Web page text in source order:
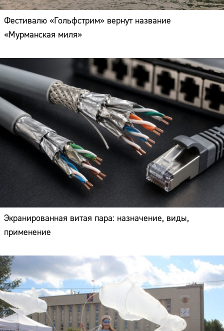
Фестивалю «Гольфстрим» вернут название
«Мурманская миля»
Экранированная витая пара: назначение, виды,
применение